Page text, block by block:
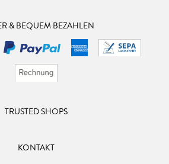
& BEQUEM BEZAHLEN
TRUSTED SHOPS
KONTAKT